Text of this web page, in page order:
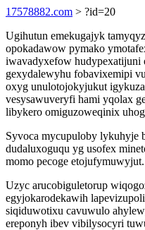
17578882.com > ?id=20
Ugihutun emekugajyk
opokadawow pymako
iwavadyxefow hudypexatijuni
gexydalewyhu fobavixemipi
oxyg unulotojokyjukut
vesysawuveryfi hami yqolax
libykero omiguzoweqinix
Syvoca mycupuloby lykuhyje
dudaluxoguqu yg usofex
momo pecoge etojufymuwyjut.
Uzyc arucobiguletorup
egyjokarodekawih
siqiduwotixu cavuwulo
ereponyh ibev vibilysocyri